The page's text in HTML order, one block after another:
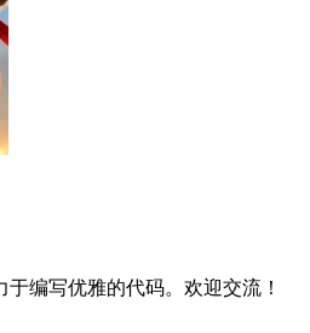
编写优雅的代码。欢迎交流！